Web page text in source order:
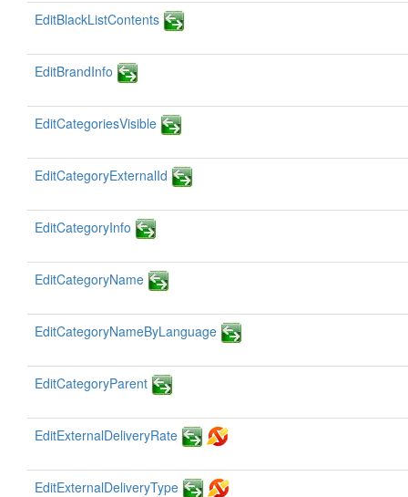
EditBlackListContents
EditBrandInfo
EditCategoriesVisible
EditCategoryExternalId
EditCategoryInfo
EditCategoryName
EditCategoryNameByLanguage
EditCategoryParent
EditExternalDeliveryRate
EditExternalDeliveryType